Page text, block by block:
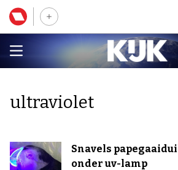
ultraviolet
Snavels
onder uv-lamp